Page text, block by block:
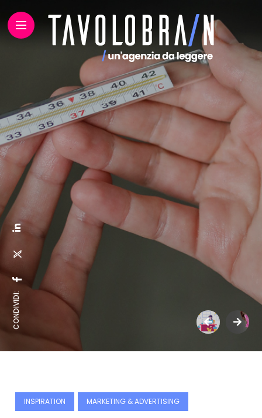
CONDIVIDI:
INSPIRATION MARKETING & ADVERTISING